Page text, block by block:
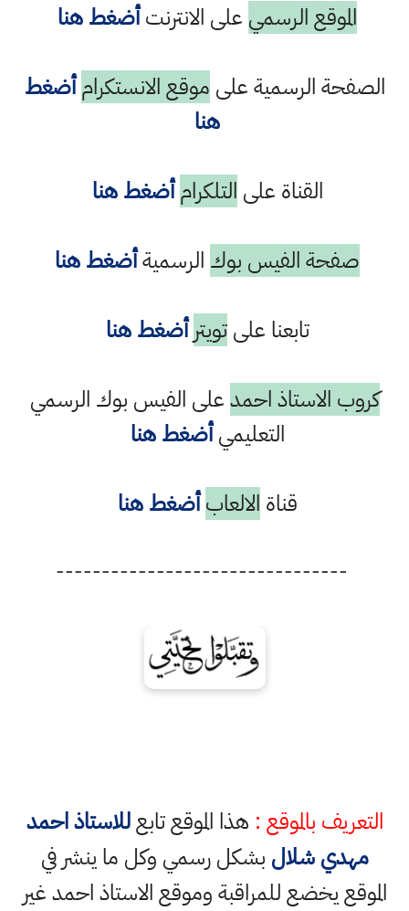
الموقع الرسمي على الانترنتأضغط هنا
الصفحة الرسمية على موقع الانستكرام أضغط
هنا
القناة على التلكرام أضغط هنا
صفحة الفيس بوك الرسميةأضغط هنا
تابعنا علىتويتر أضغط هنا
كروب الاستاذ احمدعلى الفيس بوك الرسمي
التعليميأضغط هنا
قناة الالعاب أضغط هنا
--------------------------------
التعريف بالموقع : هذا الموقع تابعللاستاذ احمد
مهدي شلال بشكل رسمي وكل ما ينشر في
الموقع يخضع للمراقبة وموقع الاستاذ احمد غير